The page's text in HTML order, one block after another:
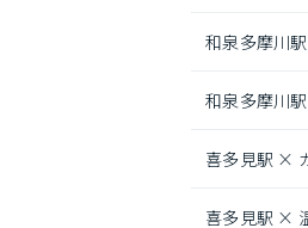
和泉多摩川
和泉多摩川
喜多見駅 ×
喜多見駅 ×